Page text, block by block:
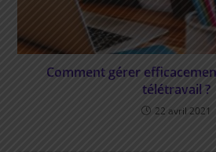
Comment gérer
télétravail ?
22 avril 2021